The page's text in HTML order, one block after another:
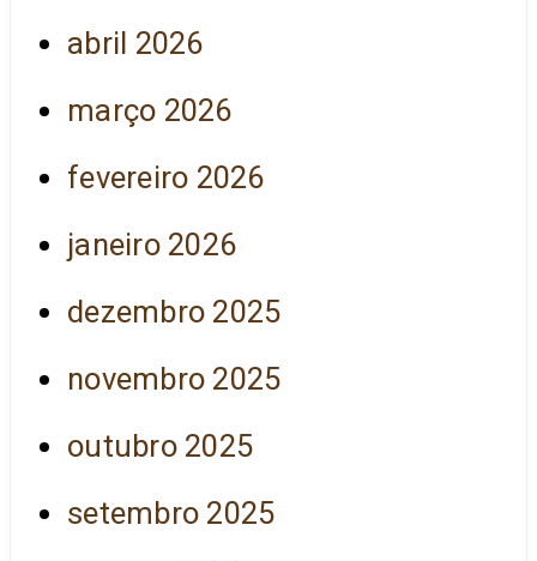
abril 2026
março 2026
fevereiro 2026
janeiro 2026
dezembro 2025
novembro 2025
outubro 2025
setembro 2025